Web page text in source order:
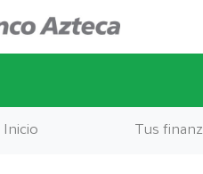
Inicio Tus